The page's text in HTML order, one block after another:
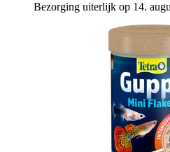
Bezorging uiterlijk op 14.